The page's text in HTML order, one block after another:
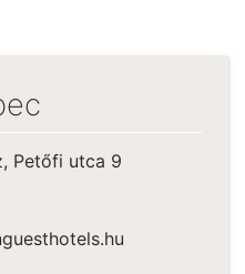
Petőfi utca 9